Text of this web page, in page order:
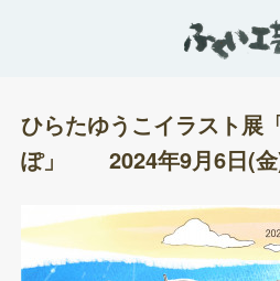
ひらたゆうこイラスト展
ぽ」 2024年9月6日(金)